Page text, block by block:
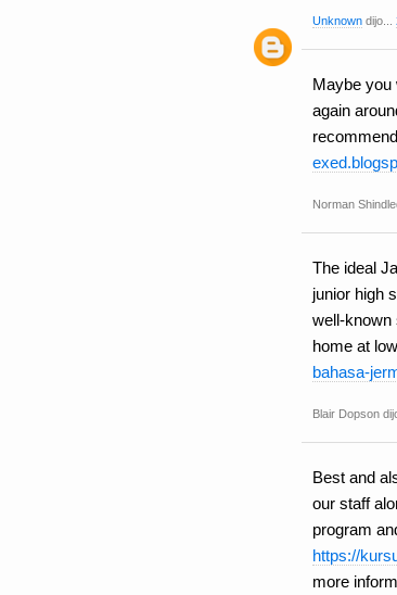
Unknown dijo...
Maybe you
again
Norman
The ideal
junior high
well-known
home at
bahasa-
Blair Dopson
Best and
our staff
program
https://
more